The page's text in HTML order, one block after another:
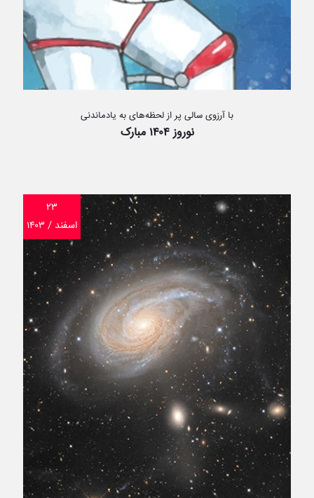
با آرزوی سالی پر از لحظه‌های به یادماندنی
نوروز ۱۴۰۴ مبارک
۲۳
اسفند / ۱۴۰۳